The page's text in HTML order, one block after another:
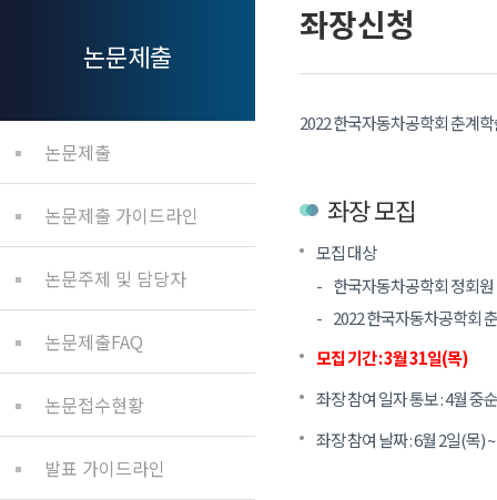
좌장신청
논문제출
논문제출
논문제출 가이드라인
논문주제 및 담당자
논문제출FAQ
논문접수현황
발표 가이드라인
2022 한국자동차공학회 춘계
좌장 모집
모집 대상
한국자동차공학회 정회
2022 한국자동차공학회
모집 기간 : 3월 31일(목)
좌장 참여 일자 통보 : 4월 중순
좌장 참여 날짜 : 6월 2일(목)